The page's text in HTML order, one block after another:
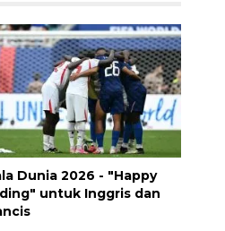
Dunia 2026 - "Happy
untuk Inggris dan